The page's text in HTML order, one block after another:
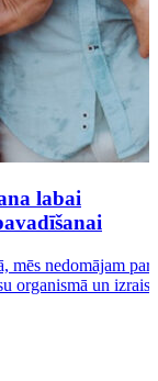
labai
mēs nedomājam par
organismā un izraisīt